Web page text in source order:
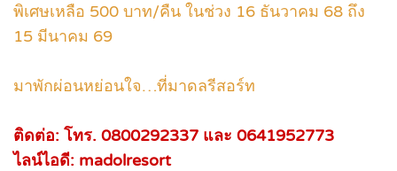
พิเศษเหลือ 500 บาท/คืน ในช่วง 16 ธันวาคม 68 ถึง
15 มีนาคม 69
มาพักผ่อนหย่อนใจ…ที่มาดลรีสอร์ท
ติดต่อ: โทร. 0800292337 และ 0641952773
ไลน์ไอดี: madolresort